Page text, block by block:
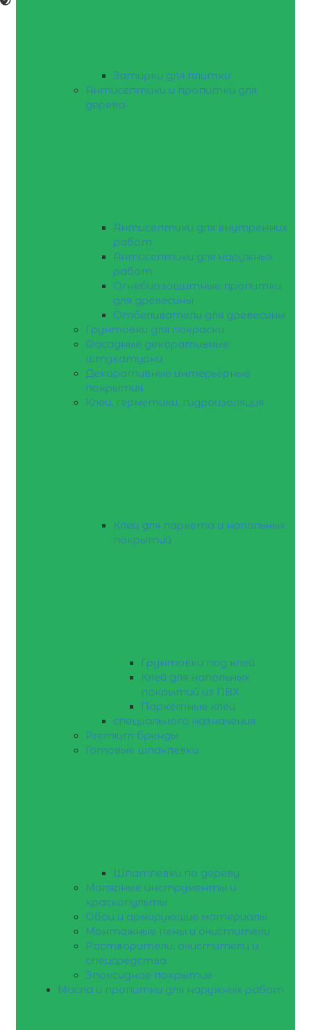
Затирки для плитки
Антисептики и пропитки для
дерева
Антисептики для внутренних
работ
Антисептики для наружных
работ
Огнебиозащитные пропитки
для древесины
Отбеливатели для древесины
Грунтовки для покраски
Фасадные декоративные
штукатурки
Декоративные интерьерные
покрытия
Клеи, герметики, гидроизоляция
Клеи для паркета и напольных
покрытий
Грунтовки под клей
Клей для напольных
покрытий из ПВХ
Паркетные клеи
специального назначения
Premium бренды
Готовые шпаклевки
Шпатлевки по дереву
Малярные инструменты и
краскопульты
Обои и армирующие материалы
Монтажные пены и очистители
Растворители, очистители и
спецсредства
Эпоксидное покрытие
Масла и пропитки для наружных работ